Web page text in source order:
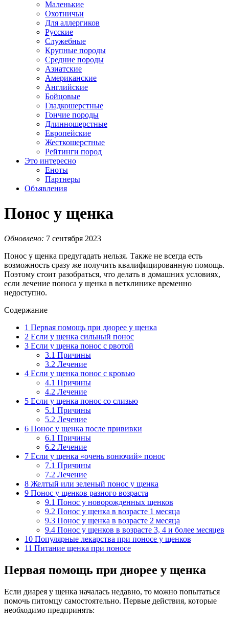
Маленькие
Охотничьи
Для аллергиков
Русские
Служебные
Крупные породы
Средние породы
Азиатские
Американские
Английские
Бойцовые
Гладкошерстные
Гончие породы
Длинношерстные
Европейские
Жесткошерстные
Рейтинги пород
Это интересно
Еноты
Партнеры
Объявления
Понос у щенка
Обновлено: 7 сентября 2023
Понос у щенка предугадать нельзя. Также не всегда есть
возможность сразу же получить квалифицированную помощь.
Поэтому стоит разобраться, что делать в домашних условиях,
если лечение поноса у щенка в ветклинике временно
недоступно.
Содержание
1 Первая помощь при диорее у щенка
2 Если у щенка сильный понос
3 Если у щенка понос с рвотой
3.1 Причины
3.2 Лечение
4 Если у щенка понос с кровью
4.1 Причины
4.2 Лечение
5 Если у щенка понос со слизью
5.1 Причины
5.2 Лечение
6 Понос у щенка после прививки
6.1 Причины
6.2 Лечение
7 Если у щенка «очень вонючий» понос
7.1 Причины
7.2 Лечение
8 Желтый или зеленый понос у щенка
9 Понос у щенков разного возраста
9.1 Понос у новорожденных щенков
9.2 Понос у щенка в возрасте 1 месяца
9.3 Понос у щенка в возрасте 2 месяца
9.4 Понос у щенков в возрасте 3, 4 и более месяцев
10 Популярные лекарства при поносе у щенков
11 Питание щенка при поносе
Первая помощь при диорее у щенка
Если диарея у щенка началась недавно, то можно попытаться
помочь питомцу самостоятельно. Первые действия, которые
необходимо предпринять: